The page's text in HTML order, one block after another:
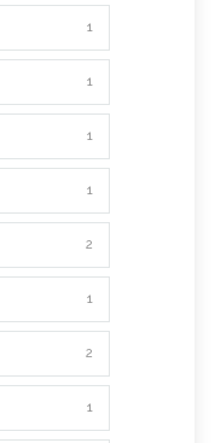
1
1
1
1
2
1
2
1